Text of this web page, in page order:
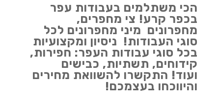
הכי משתלמים בעבודות עפר
בכפר קרע! צי מחפרים,
מחפרונים מיני מחפרונים לכל
סוגי העבודות! ניסיון ומקצועיות
בכל סוגי עבודות העפר: חפירות,
קידוחים, תשתיות, כבישים
ועוד! התקשרו להשוואת מחירים
והיווכחו בעצמכם!